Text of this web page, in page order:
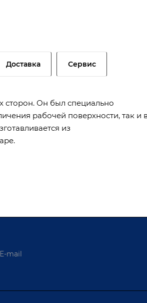
Доставка Сервис
сторон. Он был специально
рабочей поверхности, так и
из